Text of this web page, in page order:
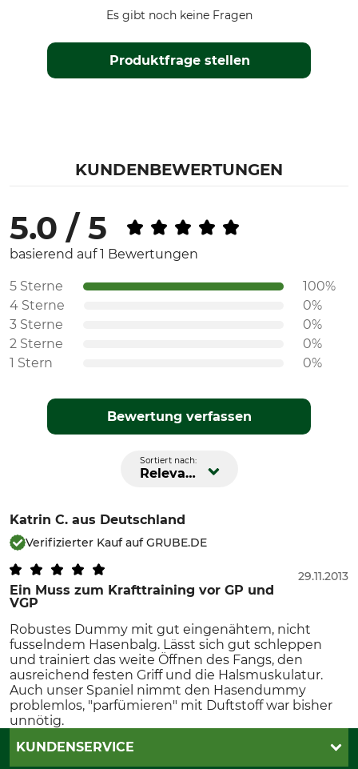
Produktfrage stellen
Es gibt noch keine Fragen
KUNDENBEWERTUNGEN
5.0 / 5
basierend auf 1 Bewertungen
5 Sterne
100%
4 Sterne
0%
3 Sterne
0%
2 Sterne
0%
1 Stern
0%
Bewertung verfassen
Sortiert nach:
Relevanz
Katrin C. aus Deutschland
Verifizierter Kauf auf GRUBE.DE
Ein Muss zum Krafttraining vor GP und
VGP
29.11.2013
Robustes Dummy mit gut eingenähtem, nicht
fusselndem Hasenbalg. Lässt sich gut schleppen
und trainiert das weite Öffnen des Fangs, den
ausreichend festen Griff und die Halsmuskulatur.
Auch unser Spaniel nimmt den Hasendummy
problemlos, "parfümieren" mit Duftstoff war bisher
unnötig.
KUNDENSERVICE